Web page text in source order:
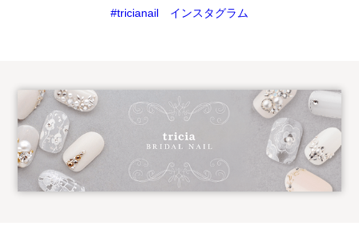
#tricianail インスタグラム